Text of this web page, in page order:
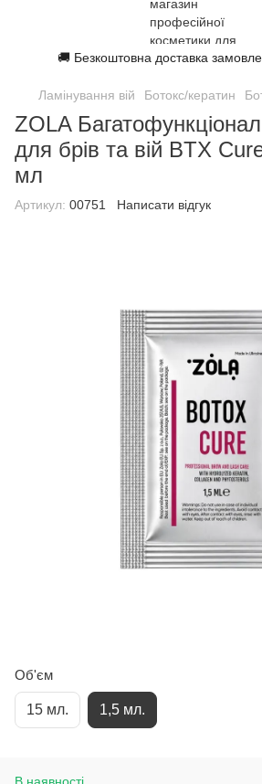
🚚 Безкоштовна доставка
Ламінування вій Ботокс/кератин
ZOLA
для брів та вій BTX
мл
Артикул: 00751 Написати відгук
Об'єм
15 мл. 1,5 мл.
В наявності